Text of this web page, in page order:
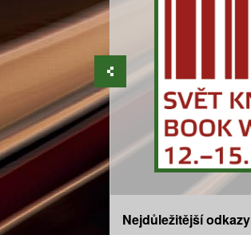
Nejdůležitější odkazy